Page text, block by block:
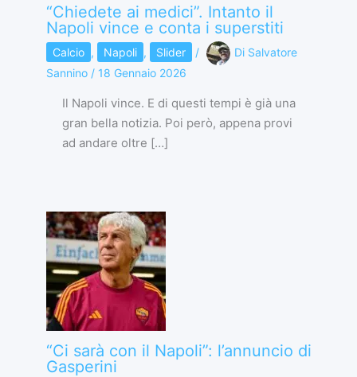
“Chiedete ai medici”. Intanto il
Napoli vince e conta i superstiti
Calcio , Napoli , Slider / Di Salvatore
Sannino / 18 Gennaio 2026
Il Napoli vince. E di questi tempi è già una
gran bella notizia. Poi però, appena provi
ad andare oltre […]
“Ci sarà con il Napoli”: l’annuncio di
Gasperini